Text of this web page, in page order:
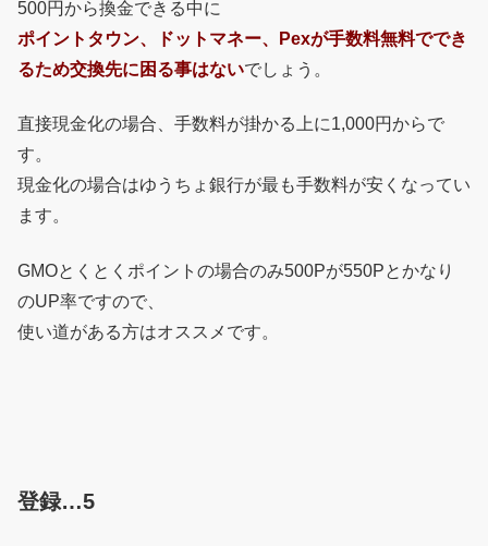
500円から換金できる中に
ポイントタウン、ドットマネー、Pexが手数料無料ででき
るため交換先に困る事はないでしょう。
直接現金化の場合、手数料が掛かる上に1,000円からで
す。
現金化の場合はゆうちょ銀行が最も手数料が安くなってい
ます。
GMOとくとくポイントの場合のみ500Pが550Pとかなり
のUP率ですので、
使い道がある方はオススメです。
登録…5